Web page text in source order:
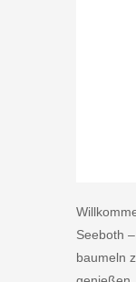
Seeboth
baumeln